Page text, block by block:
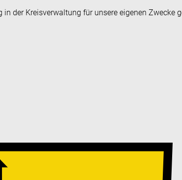
der Kreisverwaltung für unsere eigenen